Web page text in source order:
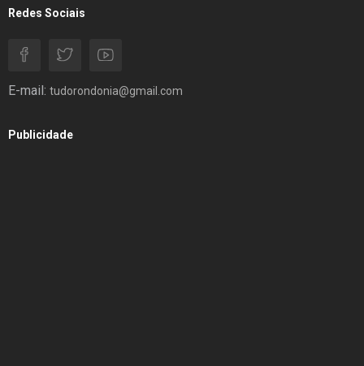
Redes Sociais
E-mail: tudorondonia@gmail.com
Publicidade